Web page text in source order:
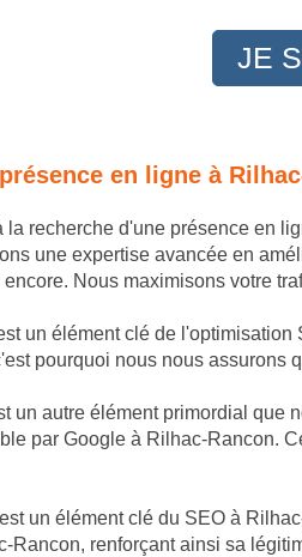
JE
en ligne à
la recherche d'une présence en
une expertise avancée en
Nous maximisons votre
un élément clé de
pourquoi nous nous assurons
un autre élément primordial que
par Google à Rilhac-Rancon.
un élément clé du SEO à
Rancon, renforçant ainsi sa